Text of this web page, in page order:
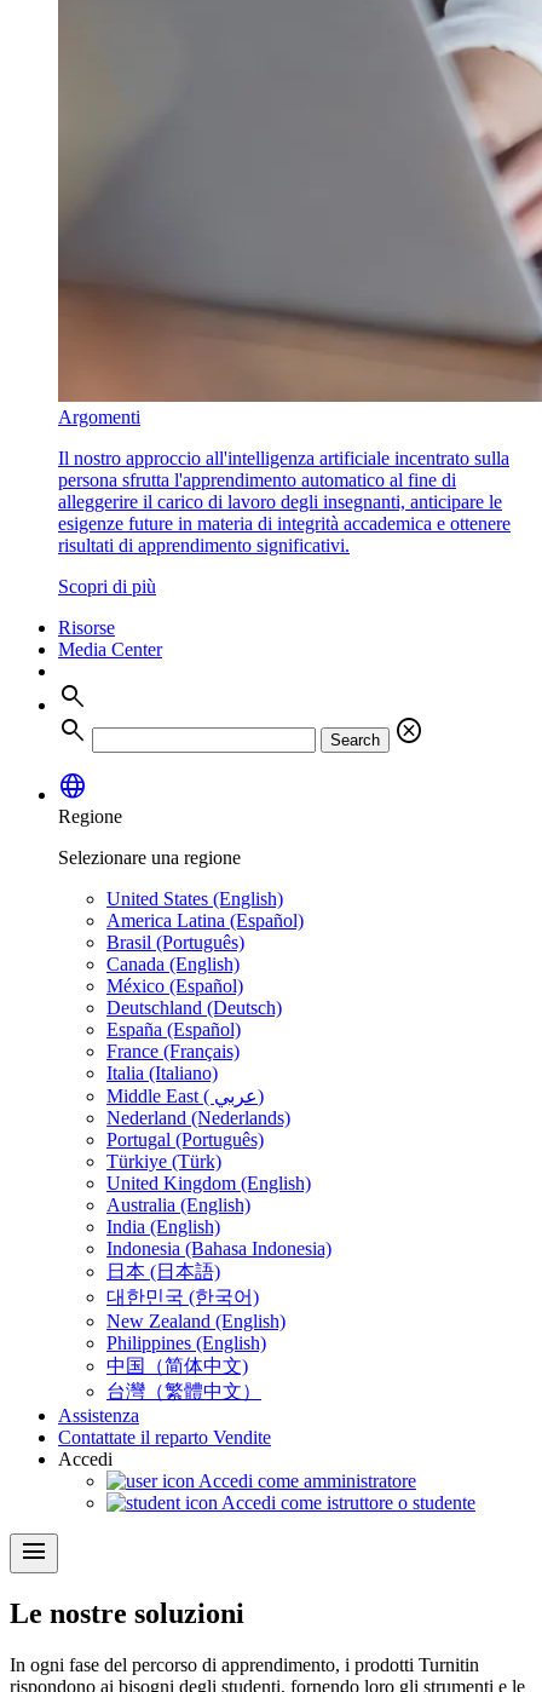
Argomenti
Il nostro approccio all'intelligenza artificiale incentrato sulla
persona sfrutta l'apprendimento automatico al fine di
alleggerire il carico di lavoro degli insegnanti, anticipare le
esigenze future in materia di integrità accademica e ottenere
risultati di apprendimento significativi.
Scopri di più
Risorse
Media Center
search
search
Search
cancel
language
Regione
Selezionare una regione
United States (English)
America Latina (Español)
Brasil (Português)
Canada (English)
México (Español)
Deutschland (Deutsch)
España (Español)
France (Français)
Italia (Italiano)
Middle East ( عربي)
Nederland (Nederlands)
Portugal (Português)
Türkiye (Türk)
United Kingdom (English)
Australia (English)
India (English)
Indonesia (Bahasa Indonesia)
日本 (日本語)
대한민국 (한국어)
New Zealand (English)
Philippines (English)
中国（简体中文)
台灣（繁體中文）
Assistenza
Contattate il reparto Vendite
Accedi
Accedi come amministratore
Accedi come istruttore o studente
menu
Le nostre soluzioni
In ogni fase del percorso di apprendimento, i prodotti Turnitin
rispondono ai bisogni degli studenti, fornendo loro gli strumenti e le